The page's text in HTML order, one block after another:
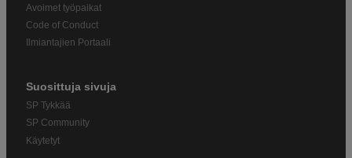
Avoimet työpaikat
Code of Conduct
Ilmiantajien Portaali
Suosittuja sivuja
SP Tykkää
SP Community
Käytetyt